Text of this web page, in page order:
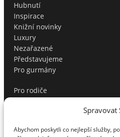
Spravovat
Abychom poskytli co nejlepší služby,
Hubnutí
Inspirace
Knižní novinky
Luxury
Nezařazené
Představujeme
Pro gurmány
Pro rodiče
Sport